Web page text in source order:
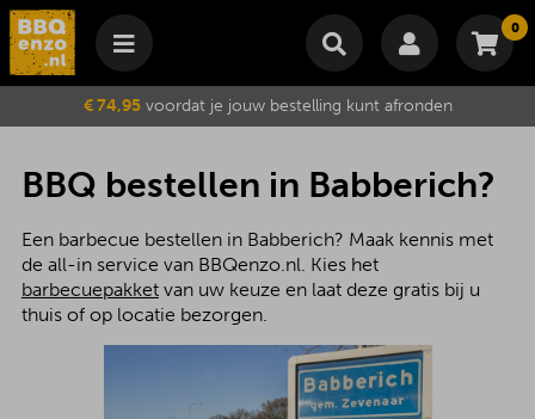
0
Winkelmand
Je winkelwagen is momenteel leeg.
Subtotaal €
Wijzig winkelmand Bestellen
€ 74,95voordat je jouw bestelling kunt afronden
BBQ bestellen in Babberich?
Een barbecue bestellen in Babberich? Maak kennis met
de all-in service van BBQenzo.nl. Kies het
barbecuepakketvan uw keuze en laat deze gratis bij u
thuis of op locatie bezorgen.